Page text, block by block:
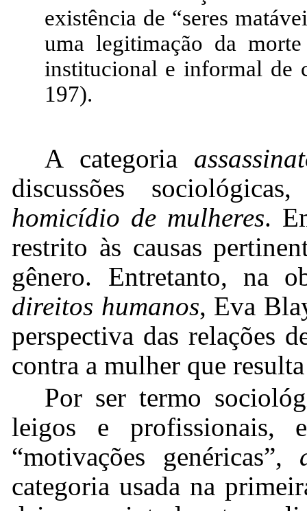
existência de “seres
uma legitimação da
institucional e informal
197).
A categoria
discussões
homicídio de mulheres.
restrito às causas
gênero. Entretanto, na
direitos humanos, Eva
perspectiva das relações
contra a mulher que
Por ser termo
leigos e profissionais,
“motivações genéricas”,
categoria usada na